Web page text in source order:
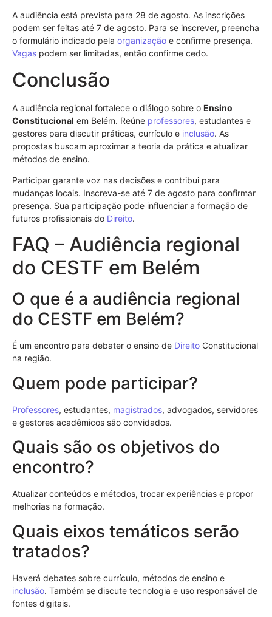
A audiência está prevista para 28 de agosto. As inscrições
podem ser feitas até 7 de agosto. Para se inscrever, preencha
o formulário indicado pela organização e confirme presença.
Vagas podem ser limitadas, então confirme cedo.
Conclusão
A audiência regional fortalece o diálogo sobre o Ensino
Constitucional em Belém. Reúne professores, estudantes e
gestores para discutir práticas, currículo e inclusão. As
propostas buscam aproximar a teoria da prática e atualizar
métodos de ensino.
Participar garante voz nas decisões e contribui para
mudanças locais. Inscreva-se até 7 de agosto para confirmar
presença. Sua participação pode influenciar a formação de
futuros profissionais do Direito.
FAQ – Audiência regional
do CESTF em Belém
O que é a audiência regional
do CESTF em Belém?
É um encontro para debater o ensino de Direito Constitucional
na região.
Quem pode participar?
Professores, estudantes, magistrados, advogados, servidores
e gestores acadêmicos são convidados.
Quais são os objetivos do
encontro?
Atualizar conteúdos e métodos, trocar experiências e propor
melhorias na formação.
Quais eixos temáticos serão
tratados?
Haverá debates sobre currículo, métodos de ensino e
inclusão. Também se discute tecnologia e uso responsável de
fontes digitais.